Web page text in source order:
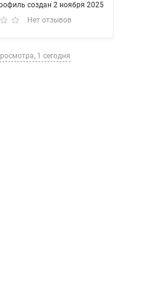
создан 2 ноября 2025
Нет отзывов
1 сегодня